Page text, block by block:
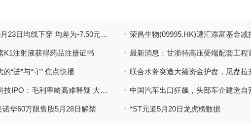
生意社针叶木浆5月23日均线下穿 均差为-7.50元/吨 即时看 荣昌生物(09995.HK)遭汇添富基金减
K1注射液获得药品注册证书
“进”与“守” 焦点快播
焦点快播：玄机科技IPO：毛利率畸高难释疑 大客户依赖拷问经营独立性与可持续性
华60万限售股5月28日解禁 *ST元道5月20日龙虎榜数据